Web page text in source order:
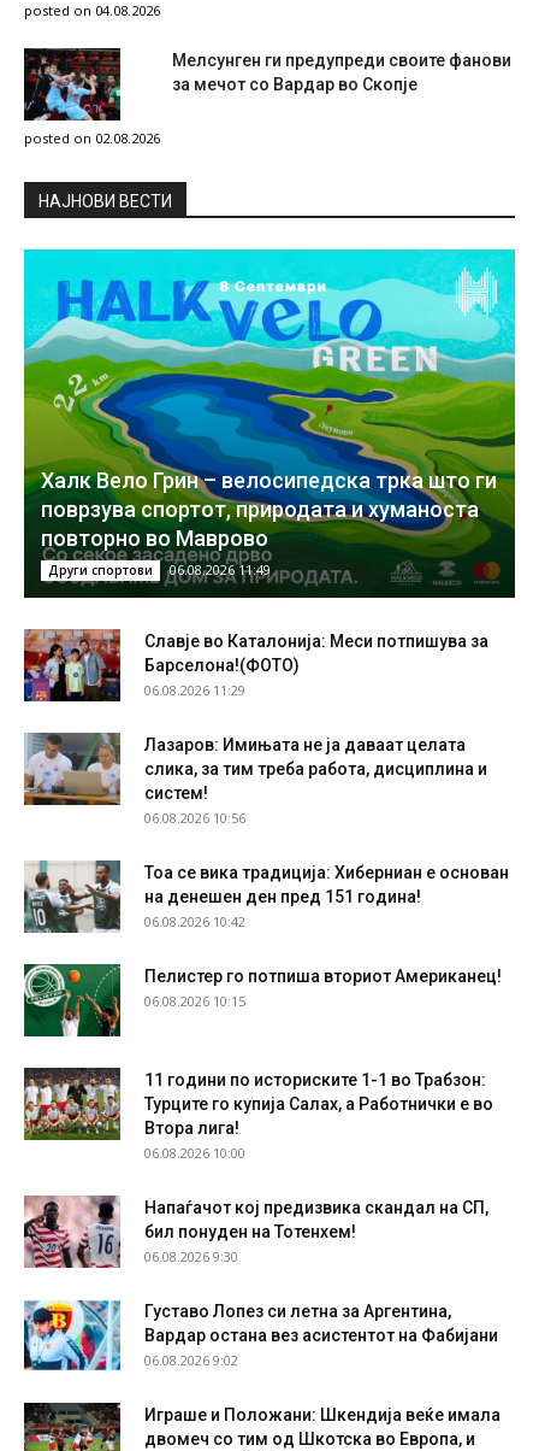
posted on 04.08.2026
Мелсунген ги предупреди своите фанови
за мечот со Вардар во Скопје
posted on 02.08.2026
НAЈНОВИ ВЕСТИ
Халк Вело Грин – велосипедска трка што ги
поврзува спортот, природата и хуманоста
повторно во Маврово
Други спортови 06.08.2026 11:49
Славје во Каталонија: Меси потпишува за
Барселона!(ФОТО)
06.08.2026 11:29
Лазаров: Имињата не ја даваат целата
слика, за тим треба работа, дисциплина и
систем!
06.08.2026 10:56
Тоа се вика традиција: Хиберниан е основан
на денешен ден пред 151 година!
06.08.2026 10:42
Пелистер го потпиша вториот Американец!
06.08.2026 10:15
11 години по историските 1-1 во Трабзон:
Турците го купија Салах, а Работнички е во
Втора лига!
06.08.2026 10:00
Напаѓачот кој предизвика скандал на СП,
бил понуден на Тотенхем!
06.08.2026 9:30
Густаво Лопез си летна за Аргентина,
Вардар остана вез асистентот на Фабијани
06.08.2026 9:02
Играше и Положани: Шкендија веќе имала
двомеч со тим од Шкотска во Европа, и